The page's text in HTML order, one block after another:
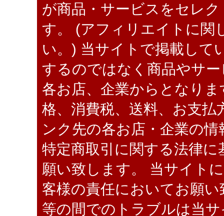
が商品・サービスをセレ
す。 (アフィリエイトに関
い。) 当サイトで掲載して
するのではなく商品やサ
各お店、企業からとなり
格、消費税、送料、お支
ンク先の各お店・企業の
特定商取引に関する法律
願い致します。 当サイト
客様の責任においてお願
等の間でのトラブルは当